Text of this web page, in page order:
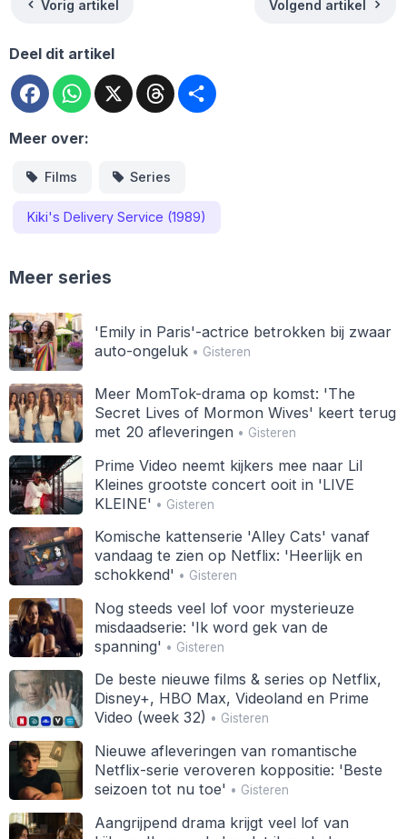
Vorig artikel Volgend artikel
Deel dit artikel
FacebookWhatsApp
X Threads
Meer over:
Films Series
Kiki's Delivery Service (1989)
Meer series
'Emily in Paris'-actrice betrokken bij zwaar
auto-ongeluk• Gisteren
Meer MomTok-drama op komst: 'The
Secret Lives of Mormon Wives' keert terug
met 20 afleveringen• Gisteren
Prime Video neemt kijkers mee naar Lil
Kleines grootste concert ooit in 'LIVE
KLEINE' • Gisteren
Komische kattenserie 'Alley Cats' vanaf
vandaag te zien op Netflix: 'Heerlijk en
schokkend' • Gisteren
Nog steeds veel lof voor mysterieuze
misdaadserie: 'Ik word gek van de
spanning' • Gisteren
De beste nieuwe films & series op Netflix,
Disney+, HBO Max, Videoland en Prime
Video (week 32) • Gisteren
Nieuwe afleveringen van romantische
Netflix-serie veroveren koppositie: 'Beste
seizoen tot nu toe' • Gisteren
Aangrijpend drama krijgt veel lof van